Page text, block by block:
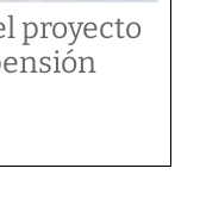
proyecto